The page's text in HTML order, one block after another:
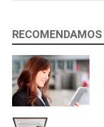
RECOMENDAMOS